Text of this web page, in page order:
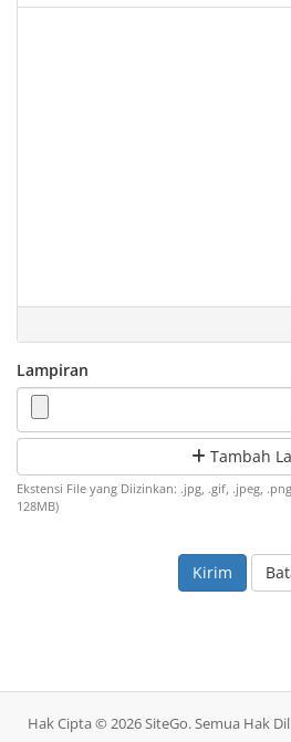
Lampiran
Tambah
Ekstensi File yang Diizinkan: .jpg, .gif, .jpeg,
128MB)
Hak Cipta © 2026 SiteGo. Semua Hak